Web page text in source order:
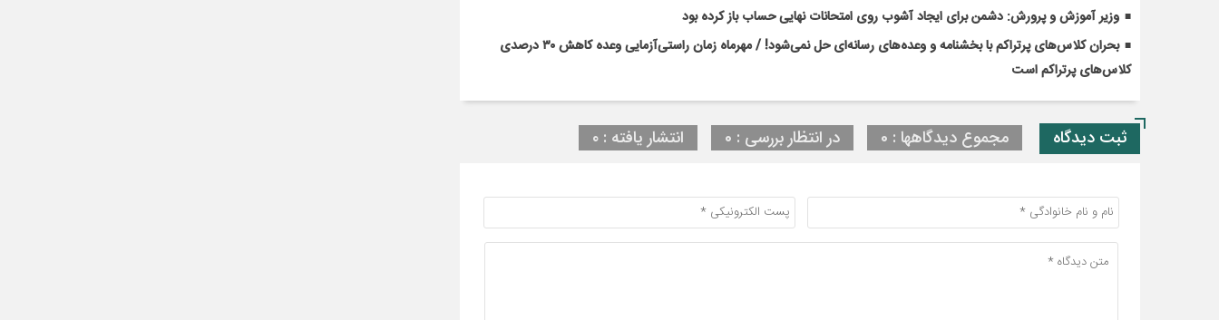
وزیر آموزش و پرورش: دشمن برای ایجاد آشوب روی امتحانات نهایی حساب باز کرده بود
بحران کلاس‌های پرتراکم با بخشنامه و وعده‌های رسانه‌ای حل نمی‌شود! / مهرماه زمان راستی‌آزمایی وعده کاهش ۳۰ درصدی
کلاس‌های پرتراکم است
ثبت دیدگاه مجموع دیدگاهها : 0 در انتظار بررسی : 0 انتشار یافته : ۰